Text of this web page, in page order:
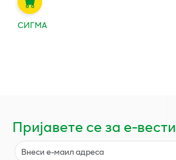
СИГМА
Пријавете се за е-вести